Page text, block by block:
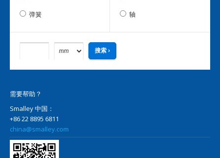
弹簧 轴
需要帮助？
Smalley 中国：
+86 22 8895 6811
china@smalley.com